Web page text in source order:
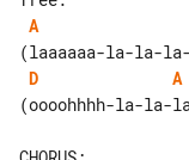
A
D
A
(oooohhhh-la-